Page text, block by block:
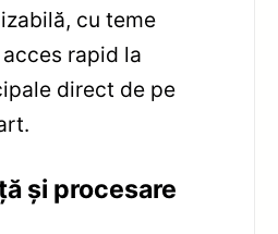
cu teme
rapid la
direct de pe
și procesare